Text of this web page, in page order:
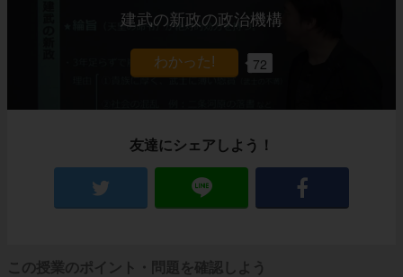
建武の新政の政治機構
72
友達にシェアしよう！
この授業のポイント・問題を確認しよう